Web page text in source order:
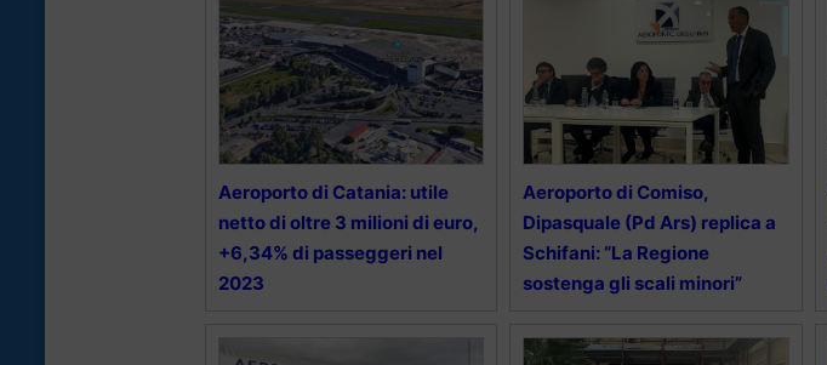
Aeroporto di Catania: utile
netto di oltre 3 milioni di euro,
+6,34% di passeggeri nel
2023
Aeroporto di Comiso,
Dipasquale (Pd Ars) replica a
Schifani: “La Regione
sostenga gli scali minori”